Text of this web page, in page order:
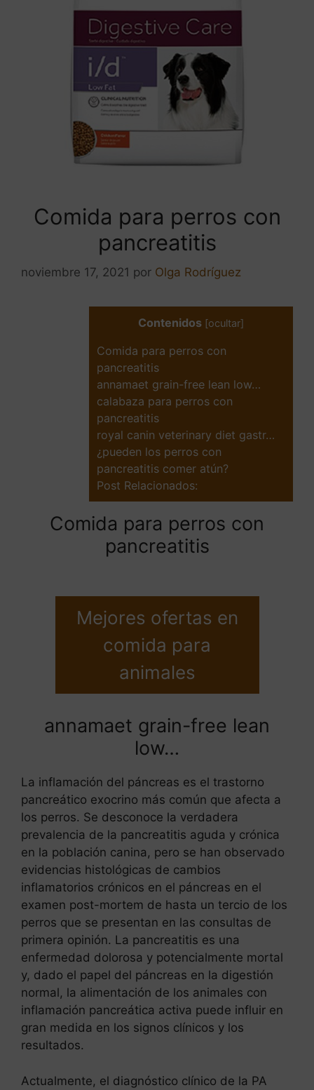
Comida para perros con
pancreatitis
noviembre 17, 2021 por Olga Rodríguez
Contenidos [ocultar]
Comida para perros con
pancreatitis
annamaet grain-free lean low…
calabaza para perros con
pancreatitis
royal canin veterinary diet gastr…
¿pueden los perros con
pancreatitis comer atún?
Post Relacionados:
Comida para perros con
pancreatitis
Mejores ofertas en
comida para
animales
annamaet grain-free lean
low…
La inflamación del páncreas es el trastorno
pancreático exocrino más común que afecta a
los perros. Se desconoce la verdadera
prevalencia de la pancreatitis aguda y crónica
en la población canina, pero se han observado
evidencias histológicas de cambios
inflamatorios crónicos en el páncreas en el
examen post-mortem de hasta un tercio de los
perros que se presentan en las consultas de
primera opinión. La pancreatitis es una
enfermedad dolorosa y potencialmente mortal
y, dado el papel del páncreas en la digestión
normal, la alimentación de los animales con
inflamación pancreática activa puede influir en
gran medida en los signos clínicos y los
resultados.
Actualmente, el diagnóstico clínico de la PA